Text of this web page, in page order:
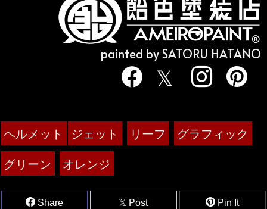
painted by SATORU HATANO
ヘルメット ジェット リーフ
グラフィック
グリーン
オレンジ
Share Post Pin It